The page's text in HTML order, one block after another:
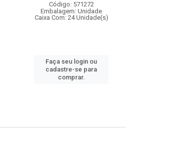
Código: 571272
Embalagem: Unidade
Caixa Com: 24 Unidade(s)
Faça seu login ou
cadastre-se para
comprar.